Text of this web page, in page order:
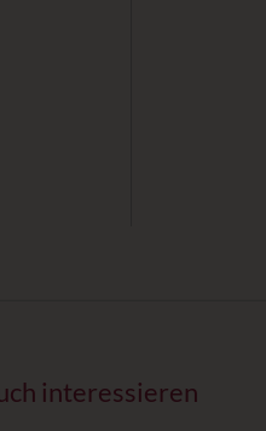
interessieren